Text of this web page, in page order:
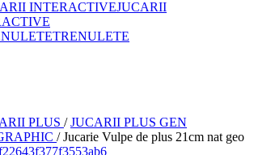
JUCARII
TRENULETE
PLUS / JUCARII PLUS GEN
/ Jucarie Vulpe de plus 21cm nat geo